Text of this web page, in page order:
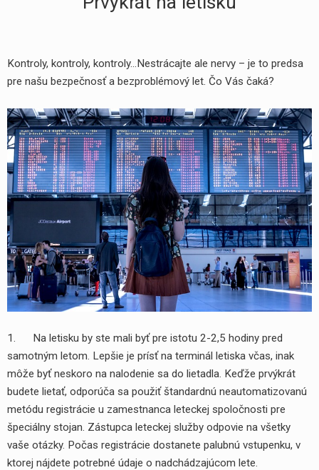
Kontroly, kontroly, kontroly…Nestrácajte ale nervy – je to predsa
pre našu bezpečnosť a bezproblémový let. Čo Vás čaká?
1. Na letisku by ste mali byť pre istotu 2-2,5 hodiny pred
samotným letom. Lepšie je prísť na terminál letiska včas, inak
môže byť neskoro na nalodenie sa do lietadla. Keďže prvýkrát
budete lietať, odporúča sa použiť štandardnú neautomatizovanú
metódu registrácie u zamestnanca leteckej spoločnosti pre
špeciálny stojan. Zástupca leteckej služby odpovie na všetky
vaše otázky. Počas registrácie dostanete palubnú vstupenku, v
ktorej nájdete potrebné údaje o nadchádzajúcom lete.